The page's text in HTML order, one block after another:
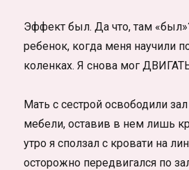
Эффект был. Да что, там
ребенок, когда меня научили
коленках. Я снова мог
Мать с сестрой освободили
мебели, оставив в нем лишь
утро я сползал с кровати на
осторожно передвигался по